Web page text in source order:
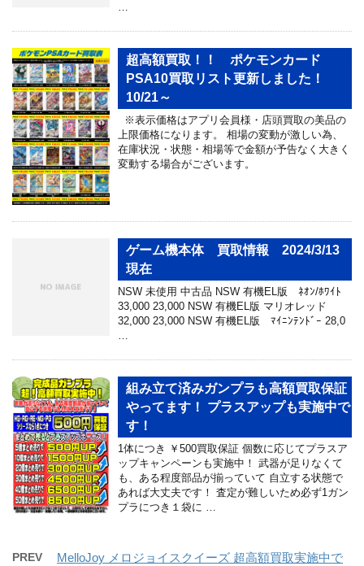
…
超高額買取！！ ポケモンカード
PSA10買取リスト更新しました！
10/21～
※表示価格はアプリ会員様・店頭買取の美品の
上限価格になります。 相場の変動が激しい為、
在庫状況・状態・相場等で金額が予告なく大きく
変動する場合がございます。
ゲーム機本体 買取情報 2024/3/13
現在
NSW 未使用 中古品 NSW 有機EL版 ﾈｵﾝ/ﾎﾜｲﾄ
33,000 23,000 NSW 有機EL版 マリオレッド
32,000 23,000 NSW 有機EL版 ﾏｲﾆﾝﾃﾝﾄﾞｰ 28,0
…
組み立て済みガンプラも高額買取保証
やってます！ プラスアップも実施中で
す！
1体につき ￥500買取保証 個数に応じてプラスア
ップキャンペーンも実施中！ 武器が足りなくて
も、ある程度部品が揃っていて 自立する状態で
あれば大丈夫です！ 査定が難しいため必ず1ガン
プラにつき１袋に …
PREV MelloJoy メロジョイスクイーズ 超高額買取実施中で